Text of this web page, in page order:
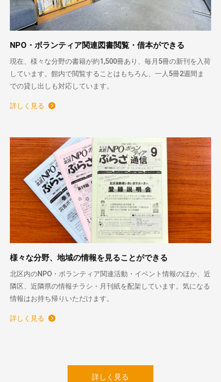
NPO・ボランティア関連図書閲覧・借本ができる
現在、様々な分野の書籍が約1,500冊あり、毎月5冊の新刊を入荷
しています。館内で閲覧することはもちろん、一人5冊2週間ま
での貸し出しも対応しています。
詳しく見る
様々な分野、地域の情報を見ることができる
北区内のNPO・ボランティア関連活動・イベント情報のほか、近
隣区、近隣県の情報チラシ・月刊紙を配架しています。気になる
情報はお持ち帰りいただけます。
詳しく見る
詳しく見る